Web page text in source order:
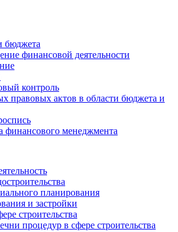
бюджета
финансовой деятельности
контроль
правовых актов в области бюджета и
финансового менеджмента
планирования
и застройки
строительства
процедур в сфере строительства